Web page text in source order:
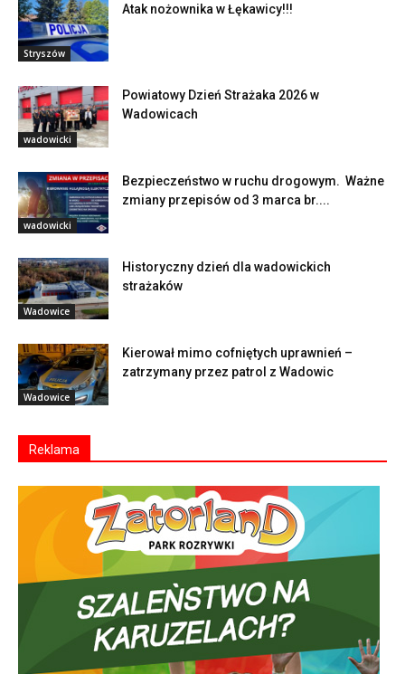
Stryszów
Atak nożownika w Łękawicy!!!
wadowicki
Powiatowy Dzień Strażaka 2026 w
Wadowicach
wadowicki
Bezpieczeństwo w ruchu drogowym. Ważne
zmiany przepisów od 3 marca br....
Wadowice
Historyczny dzień dla wadowickich
strażaków
Wadowice
Kierował mimo cofniętych uprawnień –
zatrzymany przez patrol z Wadowic
Reklama